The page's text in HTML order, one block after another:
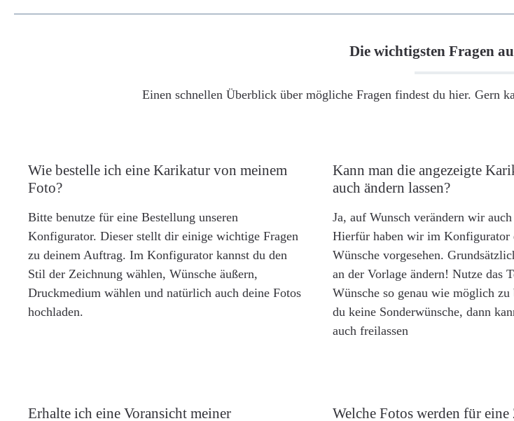
Die wichtigsten Fragen
Einen schnellen Überblick über mögliche Fragen findest du hier. Gern
Wie bestelle ich eine Karikatur von meinem
Foto?
Bitte benutze für eine Bestellung unseren
Konfigurator. Dieser stellt dir einige wichtige Fragen
zu deinem Auftrag. Im Konfigurator kannst du den
Stil der Zeichnung wählen, Wünsche äußern,
Druckmedium wählen und natürlich auch deine Fotos
hochladen.
Kann man die angezeigte
auch ändern lassen?
Ja, auf Wunsch verändern wir
Hierfür haben wir im Konfigurator
Wünsche vorgesehen.
an der Vorlage ändern! Nutze das
Wünsche so genau wie möglich zu
du keine Sonderwünsche, dann
auch freilassen
Erhalte ich eine Voransicht meiner
Welche Fotos werden für